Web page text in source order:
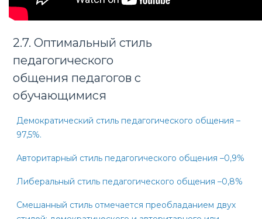
2.7. Оптимальный стиль
педагогического
общения педагогов с
обучающимися
Демократический стиль педагогического общения –
97,5%.
Авторитарный стиль педагогического общения –0,9%
Либеральный стиль педагогического общения –0,8%
Смешанный стиль отмечается преобладанием двух